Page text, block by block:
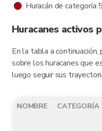
Huracán de categoría
Huracanes activos
En la tabla a
sobre los huracanes que
luego seguir sus
NOMBRE CATEGORÍA